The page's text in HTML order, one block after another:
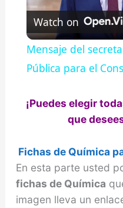
Watch on
Mensaje del
Pública para el
¡Puedes elegir
que
Fichas de Química
En esta parte usted
fichas de Química
imagen lleva un